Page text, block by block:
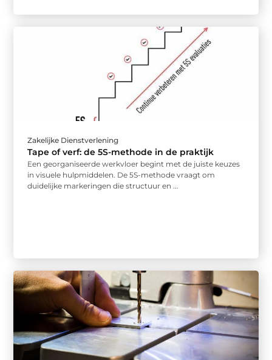
Zakelijke Dienstverlening
Tape of verf: de 5S-methode in de praktijk
Een georganiseerde werkvloer begint met de juiste keuzes
in visuele hulpmiddelen. De 5S-methode vraagt om
duidelijke markeringen die structuur en ...